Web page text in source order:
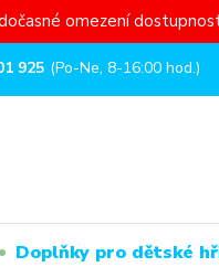
omezení
925 (Po-Ne, 8-16:00 hod.)
Doplňky pro dětské